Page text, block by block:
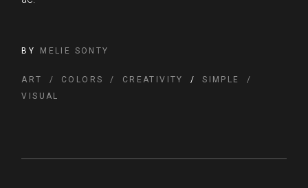
BY MELIE SONTY
ART COLORS CREATIVITY
SIMPLE
VISUAL